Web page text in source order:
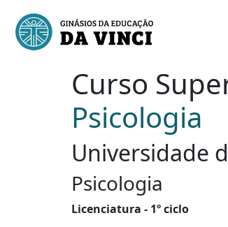
Curso
Psicologia
Universidade
Psicologia
Licenciatura - 1º ciclo